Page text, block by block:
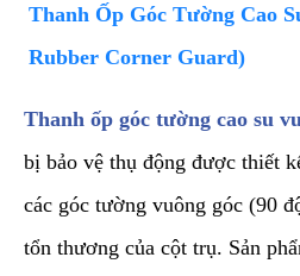
​Thanh Ốp Góc Tường Cao
Rubber Corner Guard)
Thanh ốp góc tường cao su
bị bảo vệ thụ động được thiết
các góc tường vuông góc (90
tổn thương của cột trụ. Sản